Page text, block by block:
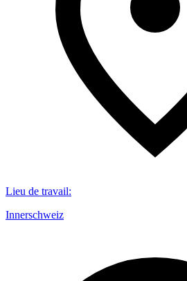
Lieu de travail:
Innerschweiz